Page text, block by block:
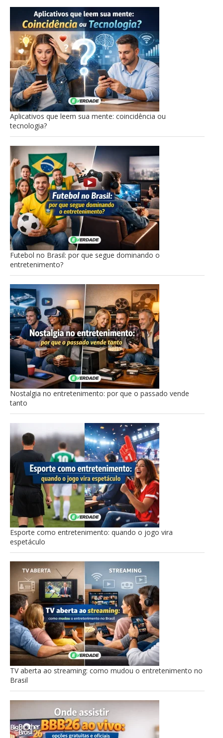
Aplicativos que leem sua mente: coincidência ou
tecnologia?
Futebol no Brasil: por que segue dominando o
entretenimento?
Nostalgia no entretenimento: por que o passado vende
tanto
Esporte como entretenimento: quando o jogo vira
espetáculo
TV aberta ao streaming: como mudou o entretenimento no
Brasil